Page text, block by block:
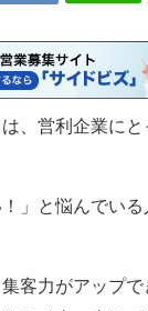
、営利企業に
」と悩んでい
客力がアップ